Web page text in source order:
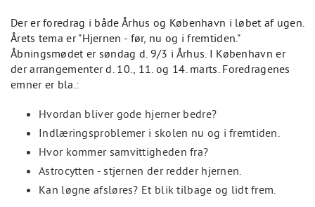
Der er foredrag i både Århus og København i løbet af ugen.
Årets tema er "Hjernen - før, nu og i fremtiden."
Åbningsmødet er søndag d. 9/3 i Århus. I København er
der arrangementer d. 10., 11. og 14. marts. Foredragenes
emner er bla.:
Hvordan bliver gode hjerner bedre?
Indlæringsproblemer i skolen nu og i fremtiden.
Hvor kommer samvittigheden fra?
Astrocytten - stjernen der redder hjernen.
Kan løgne afsløres? Et blik tilbage og lidt frem.